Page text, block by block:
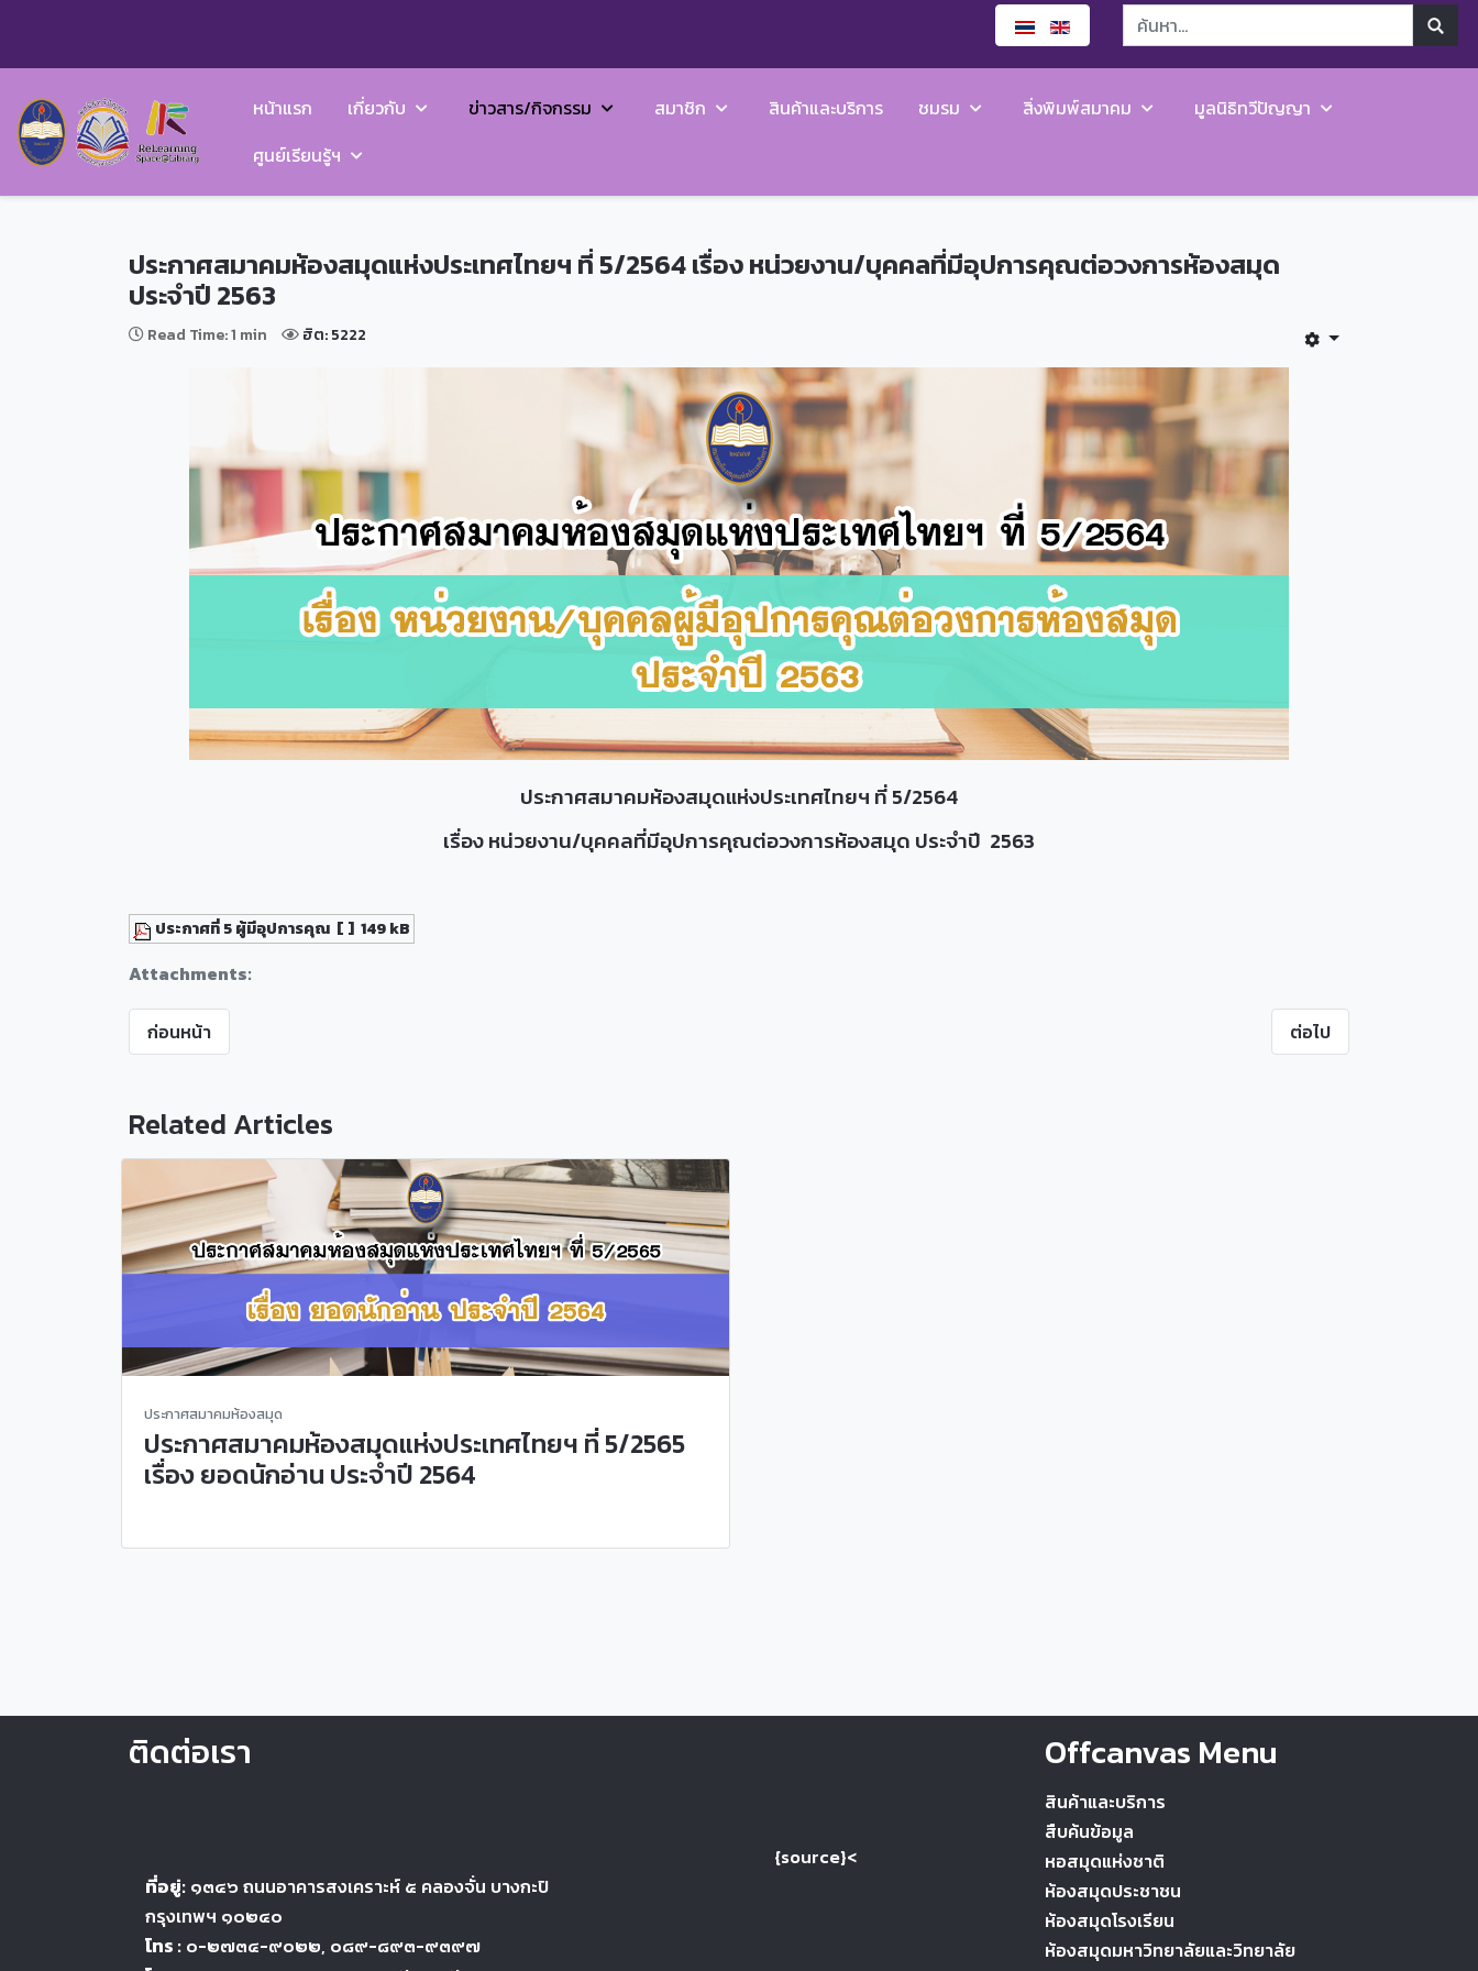
หน้าแรก เกี่ยวกับ ข่าวสาร/กิจกรรม สมาชิก สินค้าและบริการ ชมรม สิ่งพิมพ์สมาคม
มูลนิธิทวีปัญญา
ศูนย์เรียนรู้ฯ
ประกาศสมาคมห้องสมุดแห่งประเทศไทยฯ ที่ 5/2564 เรื่อง หน่วยงาน/บุคคลที่มีอุปการคุณต่อวงการห้องสมุด
ประจำปี 2563
Read Time: 1 min ฮิต: 5222
ประกาศสมาคมห้องสมุดแห่งประเทศไทยฯ ที่ 5/2564
เรื่อง หน่วยงาน/บุคคลที่มีอุปการคุณต่อวงการห้องสมุด ประจำปี 2563
Attachments:
ประกาศที่ 5 ผู้มีอุปการคุณ [ ] 149 kB
ก่อนหน้า ต่อไป
Related Articles
ประกาศสมาคมห้องสมุด
ประกาศสมาคมห้องสมุดแห่งประเทศไทยฯ ที่ 5/2565
เรื่อง ยอดนักอ่าน ประจำปี 2564
ติดต่อเรา
ที่อยู่: ๑๓๔๖ ถนนอาคารสงเคราะห์ ๕ คลองจั่น บางกะปิ
กรุงเทพฯ ๑๐๒๔๐
โทร : ๐-๒๗๓๔-๙๐๒๒, ๐๘๙-๘๙๓-๙๓๙๗
{source}<
Offcanvas Menu
สินค้าและบริการ
สืบค้นข้อมูล
หอสมุดแห่งชาติ
ห้องสมุดประชาชน
ห้องสมุดโรงเรียน
ห้องสมุดมหาวิทยาลัยและวิทยาลัย